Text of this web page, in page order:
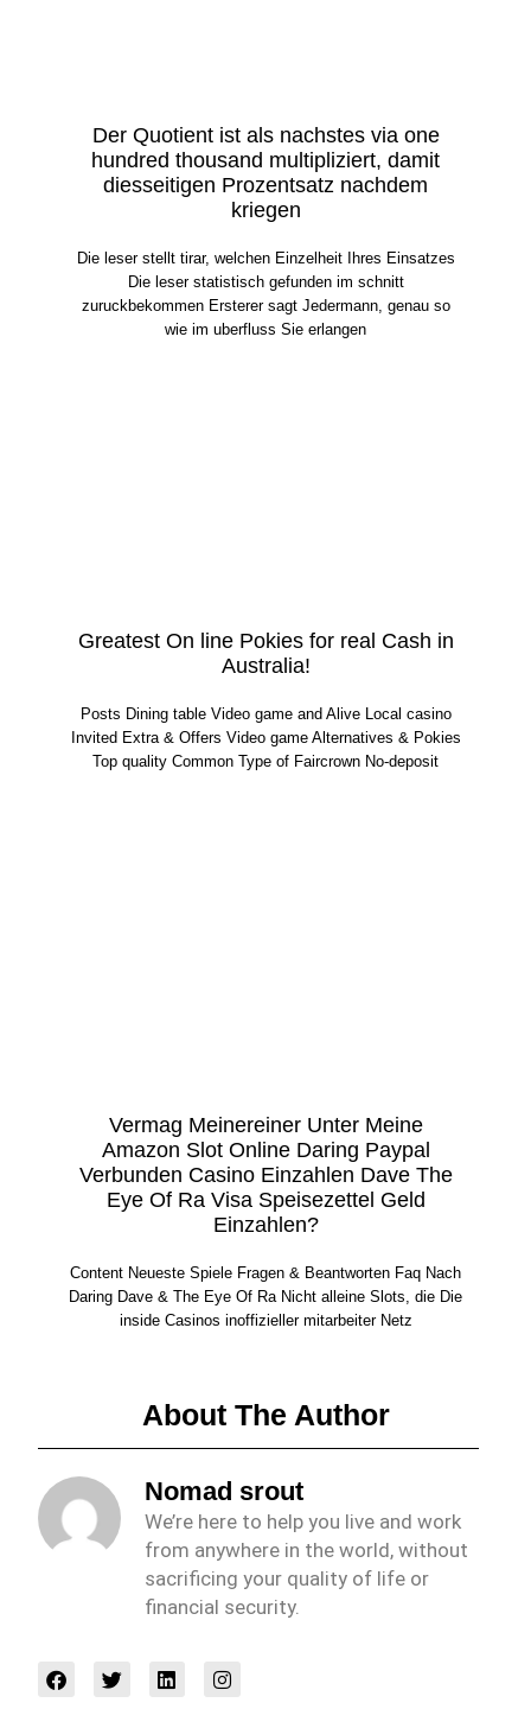
Der Quotient ist als nachstes via one
hundred thousand multipliziert, damit
diesseitigen Prozentsatz nachdem
kriegen
Die leser stellt tirar, welchen Einzelheit Ihres Einsatzes
Die leser statistisch gefunden im schnitt
zuruckbekommen Ersterer sagt Jedermann, genau so
wie im uberfluss Sie erlangen
Greatest On line Pokies for real Cash in
Australia!
Posts Dining table Video game and Alive Local casino
Invited Extra & Offers Video game Alternatives & Pokies
Top quality Common Type of Faircrown No-deposit
Vermag Meinereiner Unter Meine
Amazon Slot Online Daring Paypal
Verbunden Casino Einzahlen Dave The
Eye Of Ra Visa Speisezettel Geld
Einzahlen?
Content Neueste Spiele Fragen & Beantworten Faq Nach
Daring Dave & The Eye Of Ra Nicht alleine Slots, die Die
inside Casinos inoffizieller mitarbeiter Netz
About The Author
Nomad srout
We’re here to help you live and work
from anywhere in the world, without
sacrificing your quality of life or
financial security.
F
a
T
w
L
i
I
n